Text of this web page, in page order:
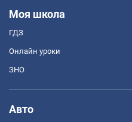
Моя школа
ГДЗ
Онлайн уроки
ЗНО
Авто